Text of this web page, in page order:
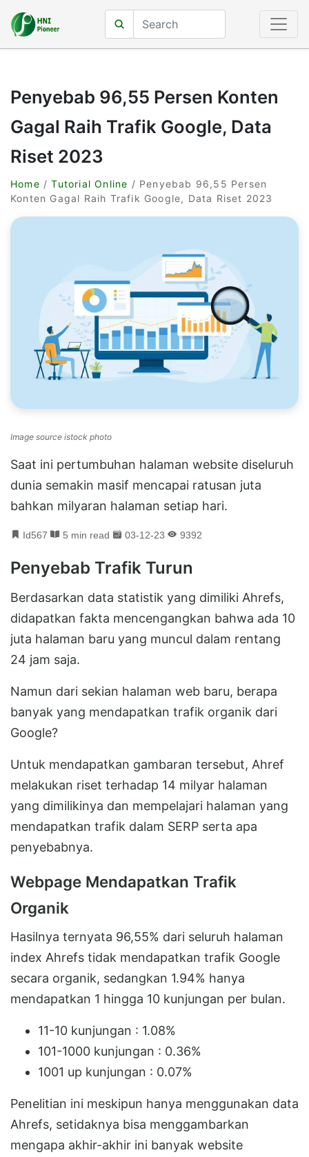
Penyebab 96,55 Persen Konten
Gagal Raih Trafik Google, Data
Riset 2023
Home /Tutorial Online / Penyebab 96,55 Persen
Konten Gagal Raih Trafik Google, Data Riset 2023
Image source istock photo
Saat ini pertumbuhan halaman website diseluruh
dunia semakin masif mencapai ratusan juta
bahkan milyaran halaman setiap hari.
Id567 5 min read 03-12-23 9392
Penyebab Trafik Turun
Berdasarkan data statistik yang dimiliki Ahrefs,
didapatkan fakta mencengangkan bahwa ada 10
juta halaman baru yang muncul dalam rentang
24 jam saja.
Namun dari sekian halaman web baru, berapa
banyak yang mendapatkan trafik organik dari
Google?
Untuk mendapatkan gambaran tersebut, Ahref
melakukan riset terhadap 14 milyar halaman
yang dimilikinya dan mempelajari halaman yang
mendapatkan trafik dalam SERP serta apa
penyebabnya.
Webpage Mendapatkan Trafik
Organik
Hasilnya ternyata 96,55% dari seluruh halaman
index Ahrefs tidak mendapatkan trafik Google
secara organik, sedangkan 1.94% hanya
mendapatkan 1 hingga 10 kunjungan per bulan.
11-10 kunjungan : 1.08%
101-1000 kunjungan : 0.36%
1001 up kunjungan : 0.07%
Penelitian ini meskipun hanya menggunakan data
Ahrefs, setidaknya bisa menggambarkan
mengapa akhir-akhir ini banyak website